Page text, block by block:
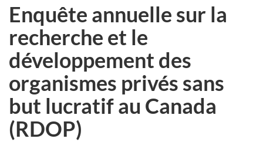
Enquête annuelle sur la
recherche et le
développement des
organismes privés sans
but lucratif au Canada
(RDOP)